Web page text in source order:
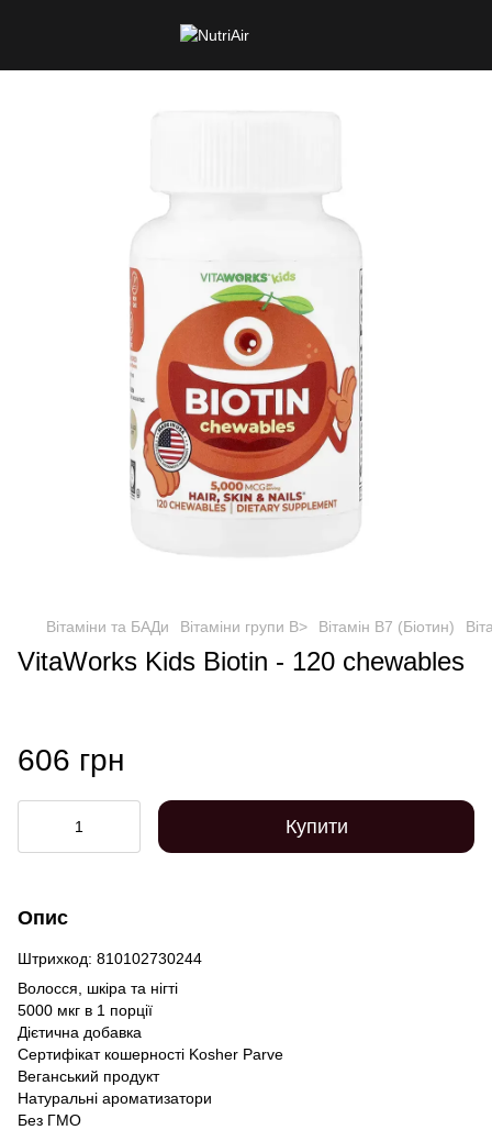
Вітаміни та БАДи Вітаміни групи B> Вітамін B7 (Біотин)
VitaWorks Kids Biotin - 120 сhewables
606 грн
Купити
Опис
Штрихкод: 810102730244
Волосся, шкіра та нігті
5000 мкг в 1 порції
Дієтична добавка
Сертифікат кошерності Kosher Parve
Веганський продукт
Натуральні ароматизатори
Без ГМО